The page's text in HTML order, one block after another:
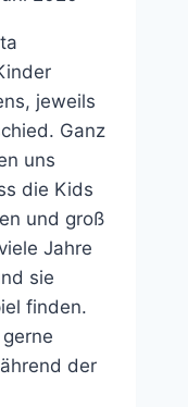
jeweils
Ganz
uns
die Kids
und groß
Jahre
sie
finden.
der